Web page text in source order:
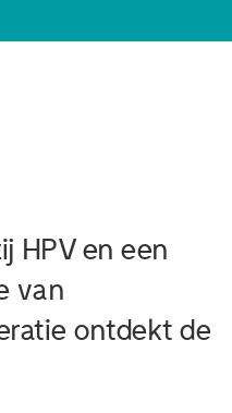
HPV en een
van
ontdekt de